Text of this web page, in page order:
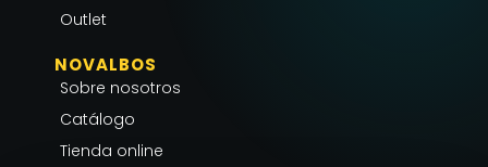
Outlet
NOVALBOS
Sobre nosotros
Catálogo
Tienda online